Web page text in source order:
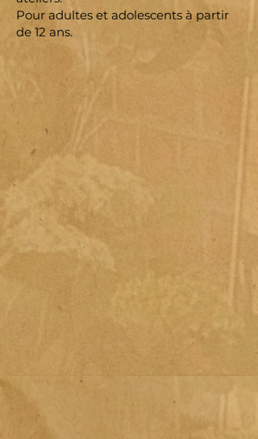
Pour adultes et adolescents à partir
de 12 ans.